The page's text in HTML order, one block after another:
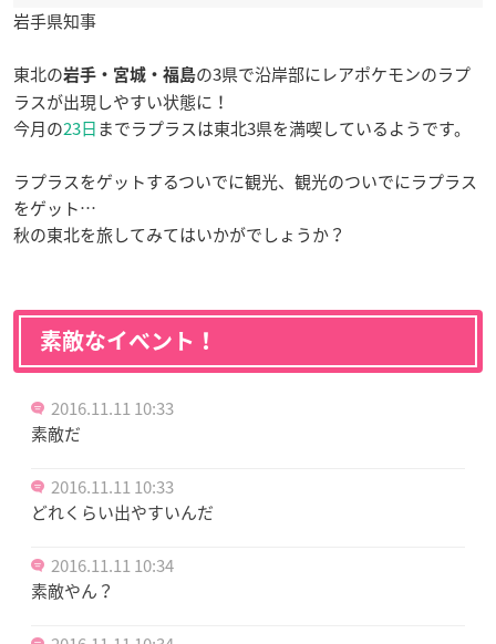
岩手県知事
東北の岩手・宮城・福島の3県で沿岸部にレアポケモンのラプ
ラスが出現しやすい状態に！
今月の23日までラプラスは東北3県を満喫しているようです。
ラプラスをゲットするついでに観光、観光のついでにラプラス
をゲット…
秋の東北を旅してみてはいかがでしょうか？
素敵なイベント！
2016.11.11 10:33
素敵だ
2016.11.11 10:33
どれくらい出やすいんだ
2016.11.11 10:34
素敵やん？